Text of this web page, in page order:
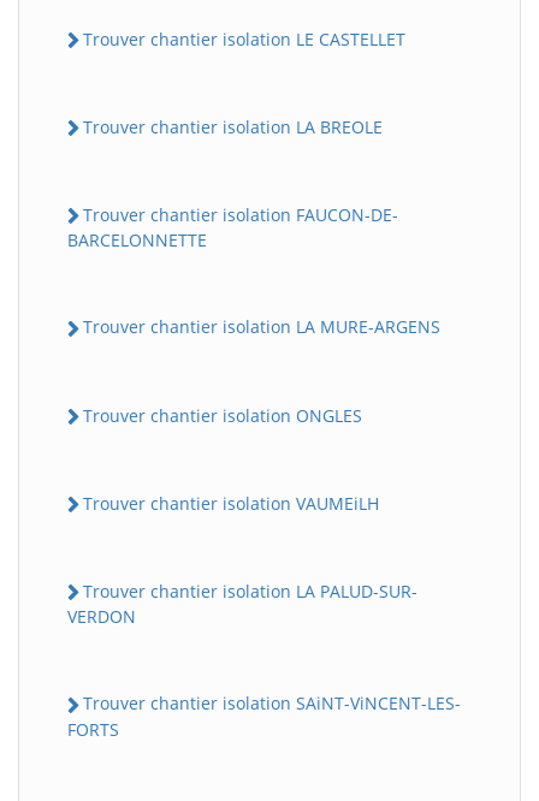
Trouver chantier isolation LE CASTELLET
Trouver chantier isolation LA BREOLE
Trouver chantier isolation FAUCON-DE-
BARCELONNETTE
Trouver chantier isolation LA MURE-ARGENS
Trouver chantier isolation ONGLES
Trouver chantier isolation VAUMEiLH
Trouver chantier isolation LA PALUD-SUR-
VERDON
Trouver chantier isolation SAiNT-ViNCENT-LES-
FORTS